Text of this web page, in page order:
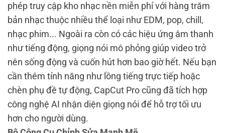
phép truy cập kho nhạc nền miễn phí với hàng trăm
bản nhạc thuộc nhiều thể loại như EDM, pop, chill,
nhạc phim... Ngoài ra còn có các hiệu ứng âm thanh
như tiếng động, giọng nói mô phỏng giúp video trở
nên sống động và cuốn hút hơn bao giờ hết. Nếu bạn
cần thêm tính năng như lồng tiếng trực tiếp hoặc
chèn phụ đề tự động, CapCut Pro cũng đã tích hợp
công nghệ AI nhận diện giọng nói để hỗ trợ tối ưu
hơn cho người dùng.